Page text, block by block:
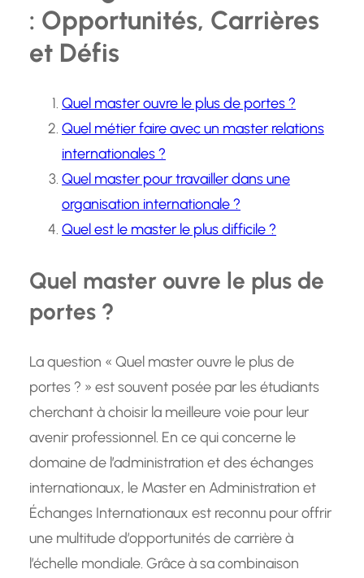
: Opportunités, Carrières
et Défis
Quel master ouvre le plus de portes ?
Quel métier faire avec un master relations
internationales ?
Quel master pour travailler dans une
organisation internationale ?
Quel est le master le plus difficile ?
Quel master ouvre le plus de
portes ?
La question « Quel master ouvre le plus de
portes ? » est souvent posée par les étudiants
cherchant à choisir la meilleure voie pour leur
avenir professionnel. En ce qui concerne le
domaine de l’administration et des échanges
internationaux, le Master en Administration et
Échanges Internationaux est reconnu pour offrir
une multitude d’opportunités de carrière à
l’échelle mondiale. Grâce à sa combinaison